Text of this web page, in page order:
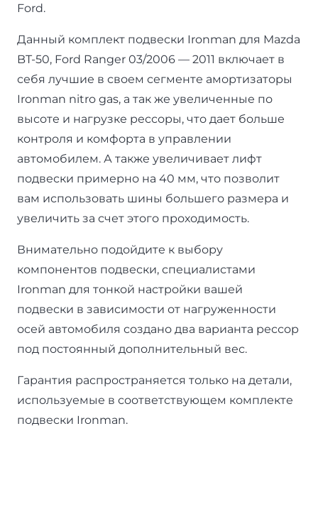
Ford.
Данный комплект подвески Ironman для Mazda
BT-50, Ford Ranger 03/2006 — 2011 включает в
себя лучшие в своем сегменте амортизаторы
Ironman nitro gas, а так же увеличенные по
высоте и нагрузке рессоры, что дает больше
контроля и комфорта в управлении
автомобилем. А также увеличивает лифт
подвески примерно на 40 мм, что позволит
вам использовать шины большего размера и
увеличить за счет этого проходимость.
Внимательно подойдите к выбору
компонентов подвески, специалистами
Ironman для тонкой настройки вашей
подвески в зависимости от нагруженности
осей автомобиля создано два варианта рессор
под постоянный дополнительный вес.
Гарантия распространяется только на детали,
используемые в соответствующем комплекте
подвески Ironman.